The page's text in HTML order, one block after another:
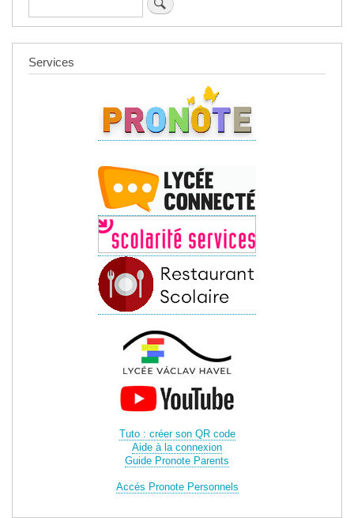
Services
Tuto : créer son QR code
Aide à la connexion
Guide Pronote Parents
Accés Pronote Personnels